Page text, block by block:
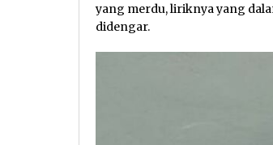
yang merdu, liriknya yang
didengar.